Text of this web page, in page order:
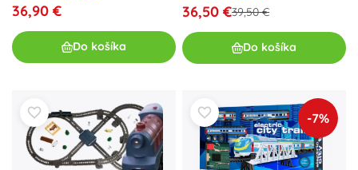
36,90 €
Do košíka
36,50 €39,50 €
Do košíka
-7%